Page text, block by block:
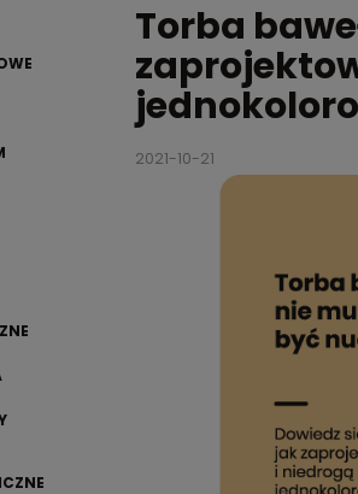
Torba
2021-10-21